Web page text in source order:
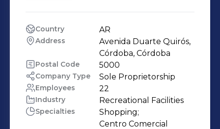
familia. Con todas las tendencias, las
comodidades, los servicios y las
actividades más diversas,
Nuevocentro Shopping ofrece un
ambiente ideal para disfrutar de un
momento relajado pero intenso, una
experiencia agradable en contacto
Country AR
Address
Avenida Duarte Quirós,
Córdoba, Córdoba
Postal Code 5000
Company Type Sole Proprietorship
Employees 22
Industry Recreational Facilities
Specialties
Shopping;
Centro Comercial